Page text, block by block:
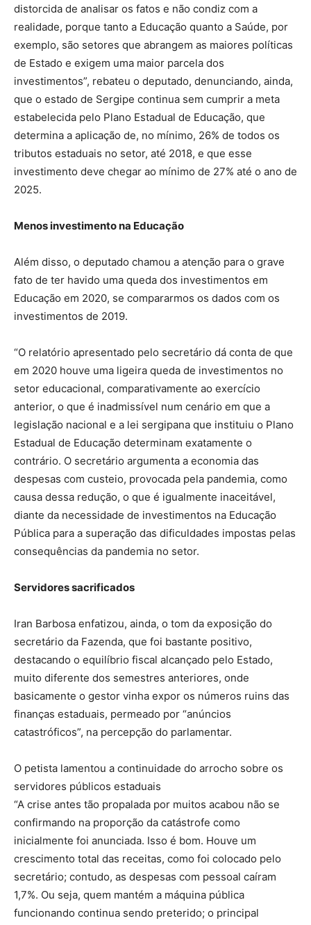
distorcida de analisar os fatos e não condiz com a
realidade, porque tanto a Educação quanto a Saúde, por
exemplo, são setores que abrangem as maiores políticas
de Estado e exigem uma maior parcela dos
investimentos”, rebateu o deputado, denunciando, ainda,
que o estado de Sergipe continua sem cumprir a meta
estabelecida pelo Plano Estadual de Educação, que
determina a aplicação de, no mínimo, 26% de todos os
tributos estaduais no setor, até 2018, e que esse
investimento deve chegar ao mínimo de 27% até o ano de
2025.
Menos investimento na Educação
Além disso, o deputado chamou a atenção para o grave
fato de ter havido uma queda dos investimentos em
Educação em 2020, se compararmos os dados com os
investimentos de 2019.
“O relatório apresentado pelo secretário dá conta de que
em 2020 houve uma ligeira queda de investimentos no
setor educacional, comparativamente ao exercício
anterior, o que é inadmissível num cenário em que a
legislação nacional e a lei sergipana que instituiu o Plano
Estadual de Educação determinam exatamente o
contrário. O secretário argumenta a economia das
despesas com custeio, provocada pela pandemia, como
causa dessa redução, o que é igualmente inaceitável,
diante da necessidade de investimentos na Educação
Pública para a superação das dificuldades impostas pelas
consequências da pandemia no setor.
Servidores sacrificados
Iran Barbosa enfatizou, ainda, o tom da exposição do
secretário da Fazenda, que foi bastante positivo,
destacando o equilíbrio fiscal alcançado pelo Estado,
muito diferente dos semestres anteriores, onde
basicamente o gestor vinha expor os números ruins das
finanças estaduais, permeado por “anúncios
catastróficos”, na percepção do parlamentar.
O petista lamentou a continuidade do arrocho sobre os
servidores públicos estaduais
“A crise antes tão propalada por muitos acabou não se
confirmando na proporção da catástrofe como
inicialmente foi anunciada. Isso é bom. Houve um
crescimento total das receitas, como foi colocado pelo
secretário; contudo, as despesas com pessoal caíram
1,7%. Ou seja, quem mantém a máquina pública
funcionando continua sendo preterido; o principal